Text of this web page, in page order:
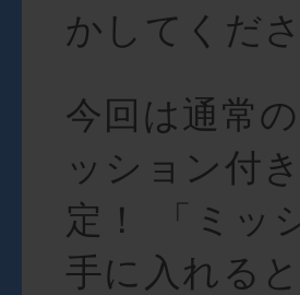
かしてくださ
今回は通常
ッション付
定！ 「ミッ
手に入れる